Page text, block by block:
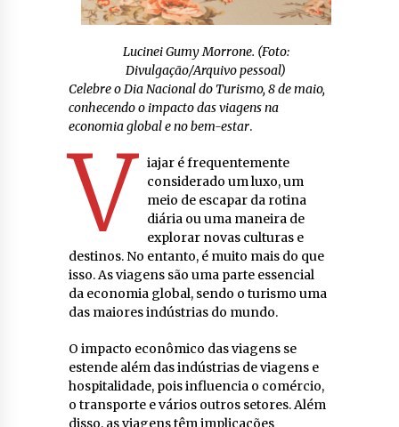
Lucinei Gumy Morrone. (Foto:
Divulgação/Arquivo pessoal)
Celebre o Dia Nacional do Turismo, 8 de maio,
conhecendo o impacto das viagens na
economia global e no bem-estar.
V
iajar é frequentemente
considerado um luxo, um
meio de escapar da rotina
diária ou uma maneira de
explorar novas culturas e
destinos. No entanto, é muito mais do que
isso. As viagens são uma parte essencial
da economia global, sendo o turismo uma
das maiores indústrias do mundo.
O impacto econômico das viagens se
estende além das indústrias de viagens e
hospitalidade, pois influencia o comércio,
o transporte e vários outros setores. Além
disso, as viagens têm implicações